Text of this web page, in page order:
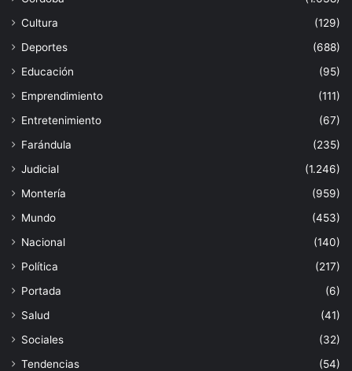
Cultura
(129)
Deportes
(688)
Educación
(95)
Emprendimiento
(111)
Entretenimiento
(67)
Farándula
(235)
Judicial
(1.246)
Montería
(959)
Mundo
(453)
Nacional
(140)
Política
(217)
Portada
(6)
Salud
(41)
Sociales
(32)
Tendencias
(54)